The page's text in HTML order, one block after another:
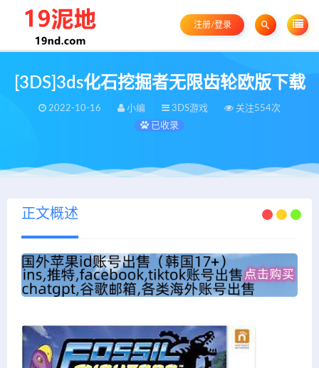
注册/登录
[3DS]3ds化石挖掘者无限齿轮欧版下载
2022-10-16 小编 3DS游戏
关注554次
已收录
正文概述